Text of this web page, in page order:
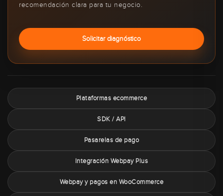
recomendación clara para tu negocio.
Solicitar diagnóstico
Plataformas ecommerce
SDK / API
Pasarelas de pago
Integración Webpay Plus
Webpay y pagos en WooCommerce